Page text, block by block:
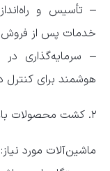
– تأسیس و
خدمات پس از فروش
– سرمایه‌گذاری
هوشمند برای
۲. کشت محصولات باغی (پسته، سیب، خرما، انگور، زیتون)
ماشین‌آلات مورد نیاز: